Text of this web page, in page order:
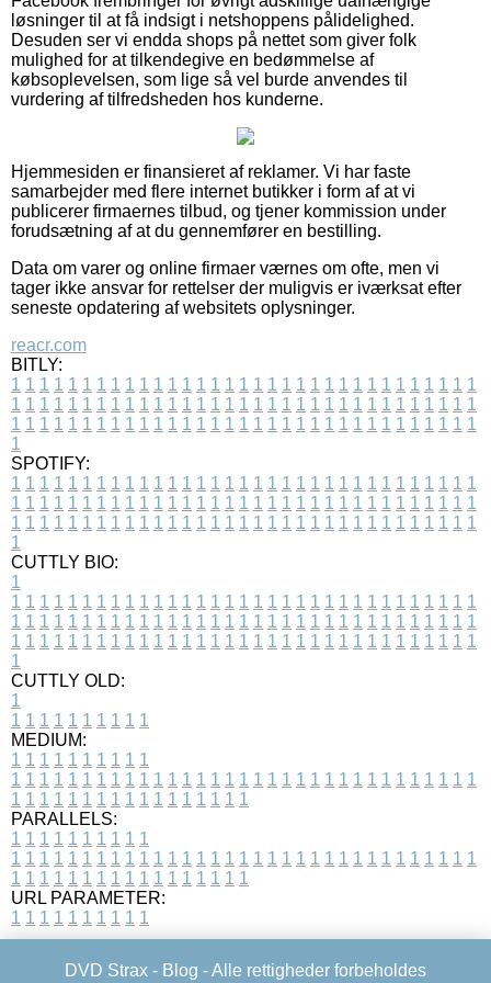
løsninger til at få indsigt i netshoppens pålidelighed.
Desuden ser vi endda shops på nettet som giver folk
mulighed for at tilkendegive en bedømmelse af
købsoplevelsen, som lige så vel burde anvendes til
vurdering af tilfredsheden hos kunderne.
Hjemmesiden er finansieret af reklamer. Vi har faste
samarbejder med flere internet butikker i form af at vi
publicerer firmaernes tilbud, og tjener kommission under
forudsætning af at du gennemfører en bestilling.
Data om varer og online firmaer værnes om ofte, men vi
tager ikke ansvar for rettelser der muligvis er iværksat efter
seneste opdatering af websitets oplysninger.
reacr.com
BITLY:
1 1 1 1 1 1 1 1 1 1 1 1 1 1 1 1 1 1 1 1 1 1 1 1 1 1 1 1 1 1 1 1 1
1 1 1 1 1 1 1 1 1 1 1 1 1 1 1 1 1 1 1 1 1 1 1 1 1 1 1 1 1 1 1 1 1
1 1 1 1 1 1 1 1 1 1 1 1 1 1 1 1 1 1 1 1 1 1 1 1 1 1 1 1 1 1 1 1 1
1
SPOTIFY:
1 1 1 1 1 1 1 1 1 1 1 1 1 1 1 1 1 1 1 1 1 1 1 1 1 1 1 1 1 1 1 1 1
1 1 1 1 1 1 1 1 1 1 1 1 1 1 1 1 1 1 1 1 1 1 1 1 1 1 1 1 1 1 1 1 1
1 1 1 1 1 1 1 1 1 1 1 1 1 1 1 1 1 1 1 1 1 1 1 1 1 1 1 1 1 1 1 1 1
1
CUTTLY BIO:
1
1 1 1 1 1 1 1 1 1 1 1 1 1 1 1 1 1 1 1 1 1 1 1 1 1 1 1 1 1 1 1 1 1
1 1 1 1 1 1 1 1 1 1 1 1 1 1 1 1 1 1 1 1 1 1 1 1 1 1 1 1 1 1 1 1 1
1 1 1 1 1 1 1 1 1 1 1 1 1 1 1 1 1 1 1 1 1 1 1 1 1 1 1 1 1 1 1 1 1
1
CUTTLY OLD:
1
1 1 1 1 1 1 1 1 1 1
MEDIUM:
1 1 1 1 1 1 1 1 1 1
1 1 1 1 1 1 1 1 1 1 1 1 1 1 1 1 1 1 1 1 1 1 1 1 1 1 1 1 1 1 1 1 1
1 1 1 1 1 1 1 1 1 1 1 1 1 1 1 1 1
PARALLELS:
1 1 1 1 1 1 1 1 1 1
1 1 1 1 1 1 1 1 1 1 1 1 1 1 1 1 1 1 1 1 1 1 1 1 1 1 1 1 1 1 1 1 1
1 1 1 1 1 1 1 1 1 1 1 1 1 1 1 1 1
URL PARAMETER:
1 1 1 1 1 1 1 1 1 1
DVD Strax - Blog - Alle rettigheder forbeholdes